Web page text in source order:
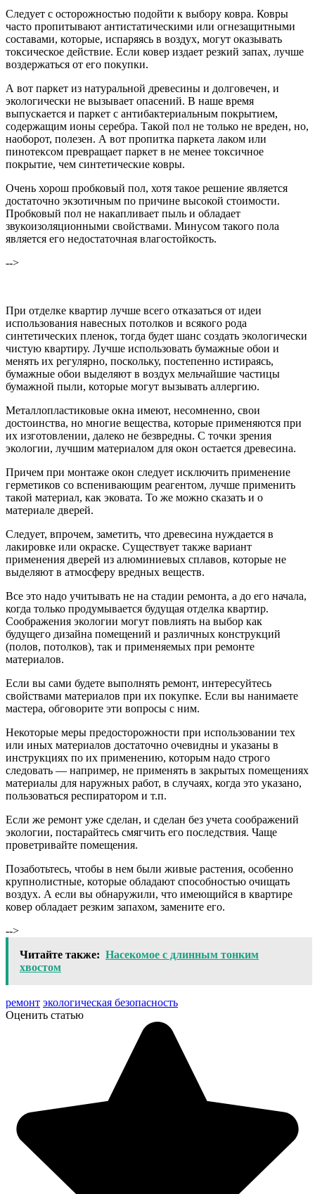
Следует с осторожностью подойти к выбору ковра. Ковры
часто пропитывают антистатическими или огнезащитными
составами, которые, испаряясь в воздух, могут оказывать
токсическое действие. Если ковер издает резкий запах, лучше
воздержаться от его покупки.
А вот паркет из натуральной древесины и долговечен, и
экологически не вызывает опасений. В наше время
выпускается и паркет с антибактериальным покрытием,
содержащим ионы серебра. Такой пол не только не вреден, но,
наоборот, полезен. А вот пропитка паркета лаком или
пинотексом превращает паркет в не менее токсичное
покрытие, чем синтетические ковры.
Очень хорош пробковый пол, хотя такое решение является
достаточно экзотичным по причине высокой стоимости.
Пробковый пол не накапливает пыль и обладает
звукоизоляционными свойствами. Минусом такого пола
является его недостаточная влагостойкость.
-->
При отделке квартир лучше всего отказаться от идеи
использования навесных потолков и всякого рода
синтетических пленок, тогда будет шанс создать экологически
чистую квартиру. Лучше использовать бумажные обои и
менять их регулярно, поскольку, постепенно истираясь,
бумажные обои выделяют в воздух мельчайшие частицы
бумажной пыли, которые могут вызывать аллергию.
Металлопластиковые окна имеют, несомненно, свои
достоинства, но многие вещества, которые применяются при
их изготовлении, далеко не безвредны. С точки зрения
экологии, лучшим материалом для окон остается древесина.
Причем при монтаже окон следует исключить применение
герметиков со вспенивающим реагентом, лучше применить
такой материал, как эковата. То же можно сказать и о
материале дверей.
Следует, впрочем, заметить, что древесина нуждается в
лакировке или окраске. Существует также вариант
применения дверей из алюминиевых сплавов, которые не
выделяют в атмосферу вредных веществ.
Все это надо учитывать не на стадии ремонта, а до его начала,
когда только продумывается будущая отделка квартир.
Соображения экологии могут повлиять на выбор как
будущего дизайна помещений и различных конструкций
(полов, потолков), так и применяемых при ремонте
материалов.
Если вы сами будете выполнять ремонт, интересуйтесь
свойствами материалов при их покупке. Если вы нанимаете
мастера, обговорите эти вопросы с ним.
Некоторые меры предосторожности при использовании тех
или иных материалов достаточно очевидны и указаны в
инструкциях по их применению, которым надо строго
следовать — например, не применять в закрытых помещениях
материалы для наружных работ, в случаях, когда это указано,
пользоваться респиратором и т.п.
Если же ремонт уже сделан, и сделан без учета соображений
экологии, постарайтесь смягчить его последствия. Чаще
проветривайте помещения.
Позаботьтесь, чтобы в нем были живые растения, особенно
крупнолистные, которые обладают способностью очищать
воздух. А если вы обнаружили, что имеющийся в квартире
ковер обладает резким запахом, замените его.
-->
Читайте также: Насекомое с длинным тонким
хвостом
ремонт экологическая безопасность
Оценить статью